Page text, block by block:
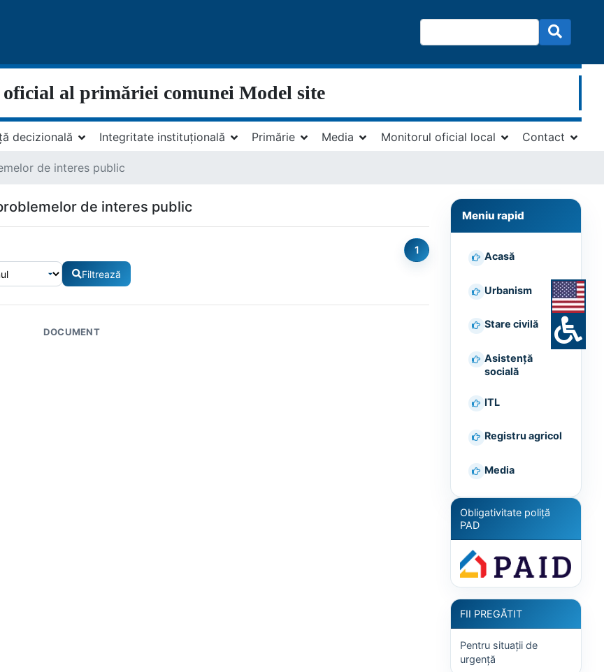
al primăriei comunei Model site
decizională Integritate instituțională Primărie Media Monitorul oficial local Contact
de interes public
de interes public
Filtrează
1
DOCUMENT
Meniu rapid
Acasă
Urbanism
Stare civilă
Asistență
socială
ITL
Registru agricol
Media
Obligativitate poliță
PAD
FII PREGĂTIT
Pentru situații de
urgență